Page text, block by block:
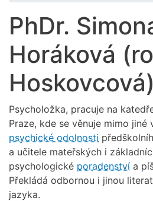
PhDr.
Horáková
Psycholožka, pracuje na
Praze, kde se věnuje mimo jiné
psychické odolnosti
a učitele mateřských i
psychologické poradenství a
Překládá odbornou i jinou
jazyka.